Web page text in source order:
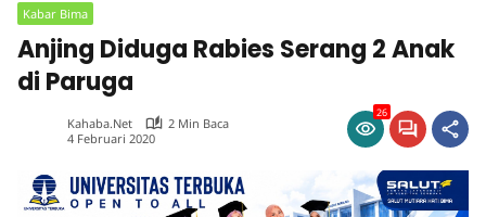
Kabar Bima
Anjing Diduga Rabies Serang 2 Anak
di Paruga
Kahaba.net
2 Min Baca
4 Februari 2020
26